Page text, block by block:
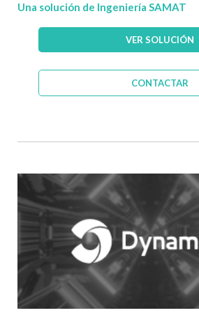
Una solución de Ingeniería SAMAT
VER SOLUCIÓN
CONTACTAR